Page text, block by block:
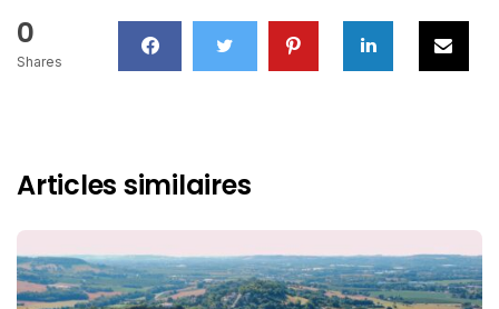
0
Shares
Articles similaires